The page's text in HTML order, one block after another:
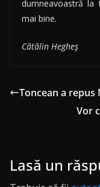
dumneavoastră la
mai bine.
Cătălin Hegheș
Toncean a
Vor
Lasă un